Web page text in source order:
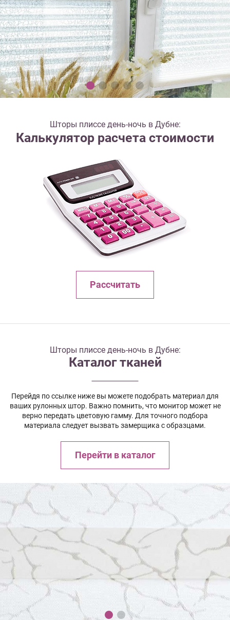
Шторы плиссе день-ночь в Дубне:
Калькулятор расчета стоимости
Рассчитать
Шторы плиссе день-ночь в Дубне:
Каталог тканей
Перейдя по ссылке ниже вы можете подобрать материал для
ваших рулонных штор. Важно помнить, что монитор может не
верно передать цветовую гамму. Для точного подбора
материала следует вызвать замерщика с образцами.
Перейти в каталог